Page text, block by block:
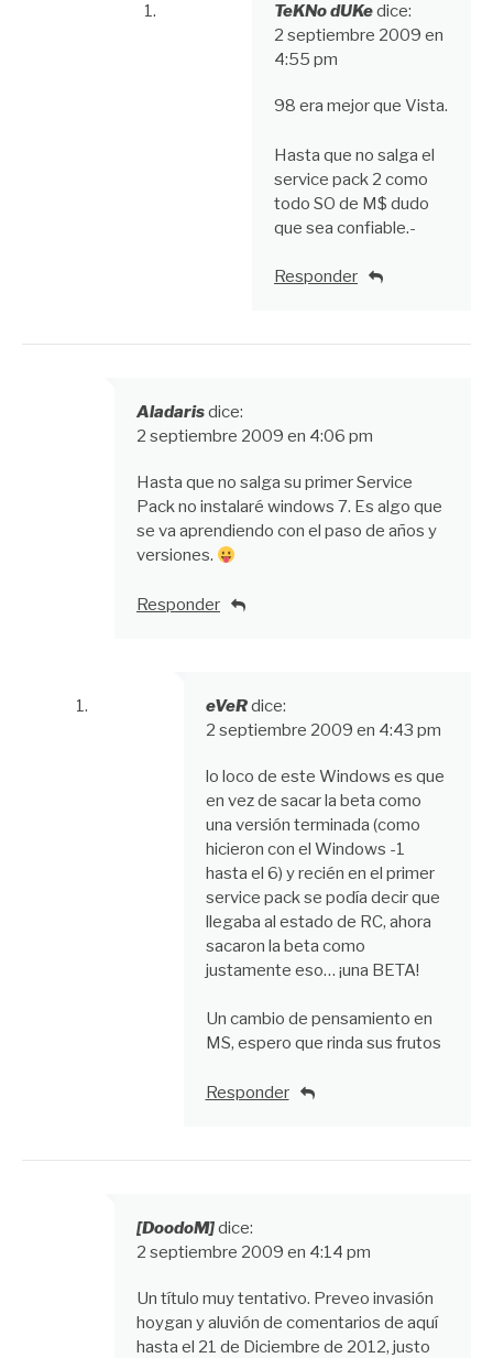
TeKNo dUKedice:
2 septiembre 2009 en
4:55 pm
98 era mejor que Vista.
Hasta que no salga el
service pack 2 como
todo SO de M$ dudo
que sea confiable.-
Responder
Aladarisdice:
2 septiembre 2009 en 4:06 pm
Hasta que no salga su primer Service
Pack no instalaré windows 7. Es algo que
se va aprendiendo con el paso de años y
versiones.
Responder
eVeRdice:
2 septiembre 2009 en 4:43 pm
lo loco de este Windows es que
en vez de sacar la beta como
una versión terminada (como
hicieron con el Windows -1
hasta el 6) y recién en el primer
service pack se podía decir que
llegaba al estado de RC, ahora
sacaron la beta como
justamente eso… ¡una BETA!
Un cambio de pensamiento en
MS, espero que rinda sus frutos
Responder
[DoodoM]dice:
2 septiembre 2009 en 4:14 pm
Un título muy tentativo. Preveo invasión
hoygan y aluvión de comentarios de aquí
hasta el 21 de Diciembre de 2012, justo